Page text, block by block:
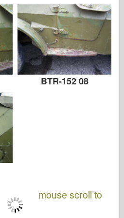
BTR-152 08
use the mouse scroll to